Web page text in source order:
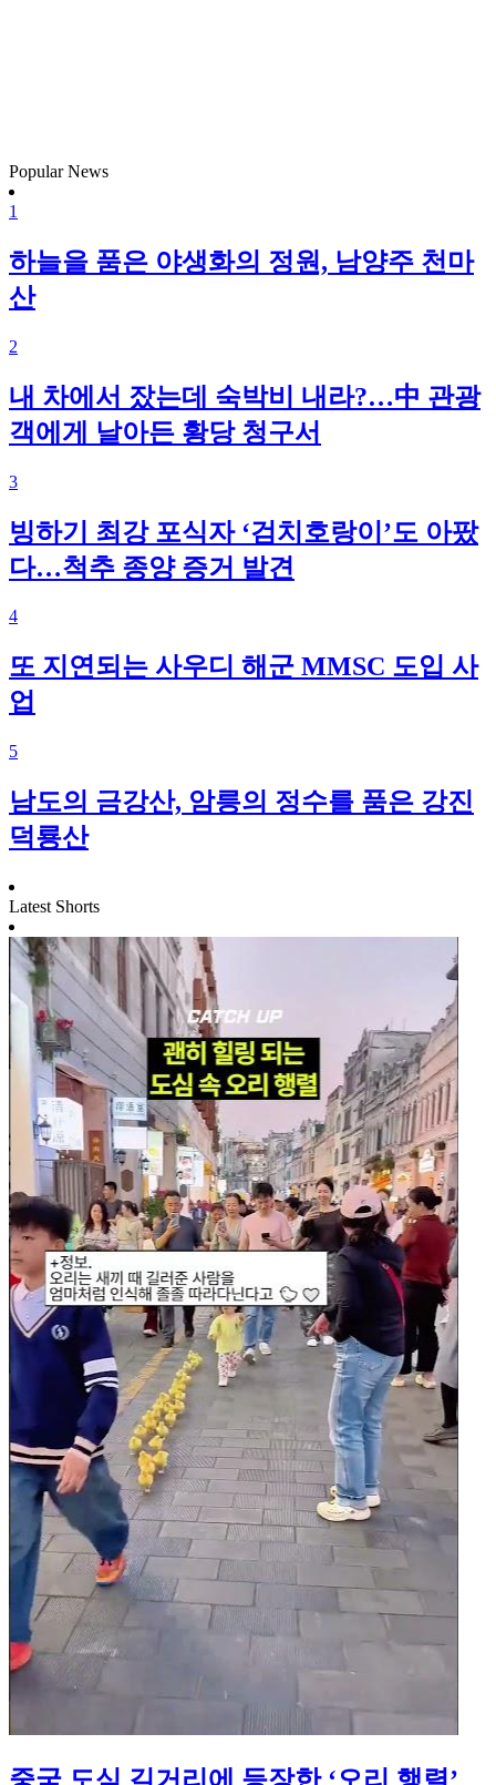
Popular News
1
하늘을 품은 야생화의 정원, 남양주 천마
산
2
내 차에서 잤는데 숙박비 내라?…中 관광
객에게 날아든 황당 청구서
3
빙하기 최강 포식자 ‘검치호랑이’도 아팠
다…척추 종양 증거 발견
4
또 지연되는 사우디 해군 MMSC 도입 사
업
5
남도의 금강산, 암릉의 정수를 품은 강진
덕룡산
Latest Shorts